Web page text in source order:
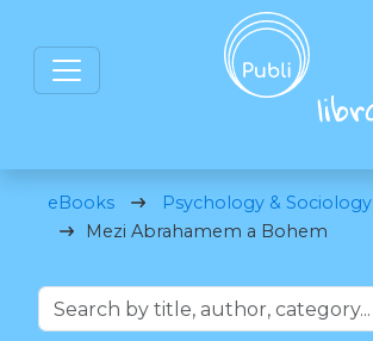
eBooks
Psychology & Sociology
Mezi Abrahamem a Bohem